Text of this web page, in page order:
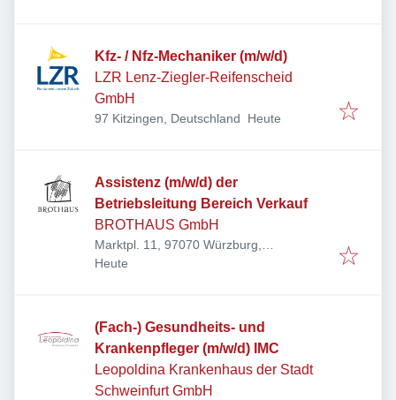
Kfz- / Nfz-Mechaniker (m/w/d)
LZR Lenz-Ziegler-Reifenscheid
GmbH
97 Kitzingen, Deutschland Veröffentlicht
Heute
Assistenz (m/w/d) der
Betriebsleitung Bereich Verkauf
BROTHAUS GmbH
Marktpl. 11, 97070 Würzburg,
Deutschland
Veröffentlicht
Heute
(Fach-) Gesundheits- und
Krankenpfleger (m/w/d) IMC
Leopoldina Krankenhaus der Stadt
Schweinfurt GmbH